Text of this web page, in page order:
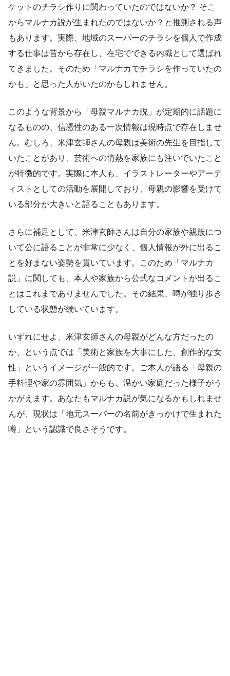
ケットのチラシ作りに関わっていたのではないか？ そこ
からマルナカ説が生まれたのではないか？と推測される声
もあります。実際、地域のスーパーのチラシを個人で作成
する仕事は昔から存在し、在宅でできる内職として選ばれ
てきました。そのため「マルナカでチラシを作っていたの
かも」と思った人がいたのかもしれません。
このような背景から「母親マルナカ説」が定期的に話題に
なるものの、信憑性のある一次情報は現時点で存在しませ
ん。むしろ、米津玄師さんの母親は美術の先生を目指して
いたことがあり、芸術への情熱を家族にも注いでいたこと
が特徴的です。実際に本人も、イラストレーターやアーテ
ィストとしての活動を展開しており、母親の影響を受けて
いる部分が大きいと語ることもあります。
さらに補足として、米津玄師さんは自分の家族や親族につ
いて公に語ることが非常に少なく、個人情報が外に出るこ
とを好まない姿勢を貫いています。このため「マルナカ
説」に関しても、本人や家族から公式なコメントが出るこ
とはこれまでありませんでした。その結果、噂が独り歩き
している状態が続いています。
いずれにせよ、米津玄師さんの母親がどんな方だったの
か、という点では「美術と家族を大事にした、創作的な女
性」というイメージが一般的です。ご本人が語る「母親の
手料理や家の雰囲気」からも、温かい家庭だった様子がう
かがえます。あなたもマルナカ説が気になるかもしれませ
んが、現状は「地元スーパーの名前がきっかけで生まれた
噂」という認識で良さそうです。